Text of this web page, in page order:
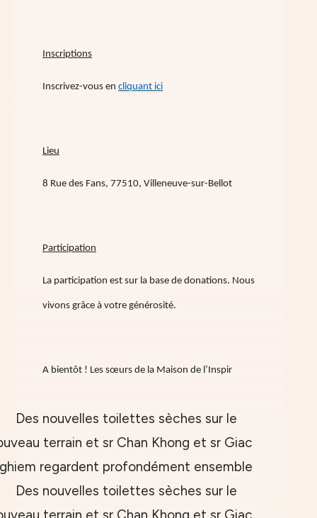
Inscriptions
Inscrivez-vous en cliquant ici
Lieu
8 Rue des Fans, 77510, Villeneuve-sur-Bellot
Participation
La participation est sur la base de donations. Nous
vivons grâce à votre générosité.
A bientôt ! Les sœurs de la Maison de l’Inspir